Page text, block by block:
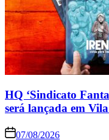
HQ ‘Sindicato
será lançada em
07/08/2026